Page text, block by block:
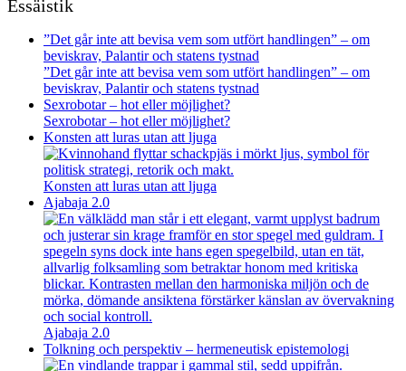
Essäistik
”Det går inte att bevisa vem som utfört handlingen” – om
beviskrav, Palantir och statens tystnad
”Det går inte att bevisa vem som utfört handlingen” – om
beviskrav, Palantir och statens tystnad
Sexrobotar – hot eller möjlighet?
Sexrobotar – hot eller möjlighet?
Konsten att luras utan att ljuga
Konsten att luras utan att ljuga
Ajabaja 2.0
Ajabaja 2.0
Tolkning och perspektiv – hermeneutisk epistemologi